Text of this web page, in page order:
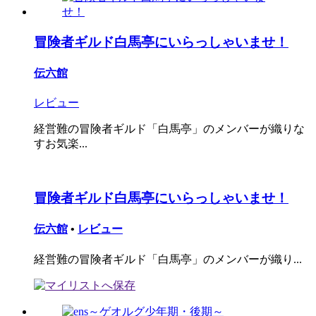
冒険者ギルド白馬亭にいらっしゃいませ！
伝六館
レビュー
経営難の冒険者ギルド「白馬亭」のメンバーが織りな
すお気楽...
冒険者ギルド白馬亭にいらっしゃいませ！
伝六館 • レビュー
経営難の冒険者ギルド「白馬亭」のメンバーが織り...